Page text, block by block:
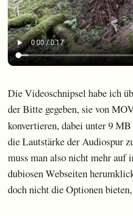
Die Videoschnipsel habe ich
der Bitte gegeben, sie von
konvertieren, dabei unter 9 MB
die Lautstärke der Audiospur
muss man also nicht mehr auf
dubiosen Webseiten
doch nicht die Optionen